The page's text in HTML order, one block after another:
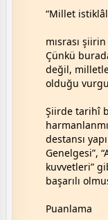
“Millet
mısrası
Çünkü
değil,
olduğu
Şiirde tarihî
destansı
Genelgesi”,
kuvvetleri”
başarılı
Puanlama